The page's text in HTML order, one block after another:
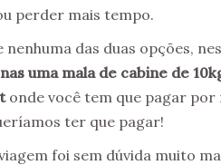
perder mais tempo.
nenhuma das duas opções,
uma mala de cabine de
onde você tem que pagar por
ter que pagar!
foi sem dúvida muito